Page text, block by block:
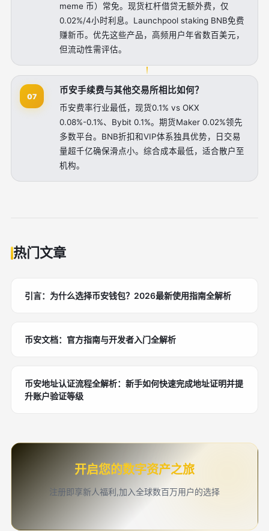
meme 币）常免。现货杠杆借贷无额外费，仅
0.02%/4小时利息。Launchpool staking BNB免费
赚新币。优先这些产品，高频用户年省数百美元，
但流动性需评估。
07
币安手续费与其他交易所相比如何？
币安费率行业最低，现货0.1% vs OKX
0.08%-0.1%、Bybit 0.1%。期货Maker 0.02%领先
多数平台。BNB折扣和VIP体系独具优势，日交易
量超千亿确保滑点小。综合成本最低，适合散户至
机构。
热门文章
引言：为什么选择币安钱包？2026最新使用指南全解析
币安文档：官方指南与开发者入门全解析
币安地址认证流程全解析：新手如何快速完成地址证明并提
升账户验证等级
开启您的数字资产之旅
注册即享新人福利,加入全球数百万用户的选择